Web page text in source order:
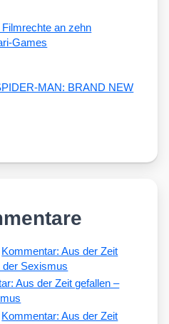
an zehn
Games
MAN: BRAND NEW
Kommentar: Aus der Zeit
der Sexismus
Aus der Zeit gefallen –
Kommentar: Aus der Zeit